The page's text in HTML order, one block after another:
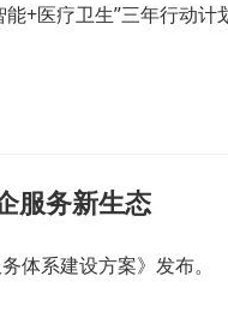
+医疗卫生”三年行动计
服务新生态
体系建设方案》发布。